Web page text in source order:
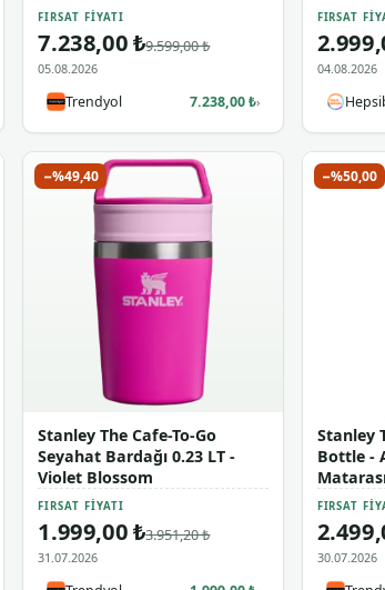
FIRSAT FIYATI
7.238,00 ₺9.599,00 ₺
05.08.2026
Trendyol 7.238,00 ₺›
FIRSAT
04.08.2026
−%49,40
Stanley The Cafe-To-Go
Seyahat Bardağı 0.23 LT -
Violet Blossom
FIRSAT FIYATI
1.999,00 ₺3.951,20 ₺
31.07.2026
−%50,00
Stanley
Bottle -
FIRSAT
30.07.2026